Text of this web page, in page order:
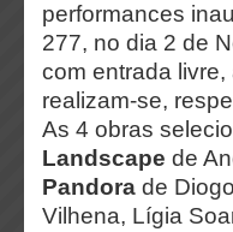
performances
277, no dia 2 de
com entrada
realizam-se,
As 4 obras
Landscape de
Pandora de
Vilhena, Lígia